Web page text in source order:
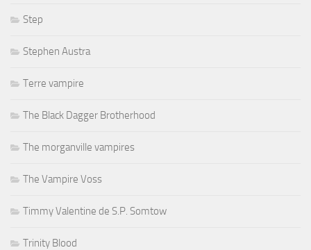
Step
Stephen Austra
Terre vampire
The Black Dagger Brotherhood
The morganville vampires
The Vampire Voss
Timmy Valentine de S.P. Somtow
Trinity Blood